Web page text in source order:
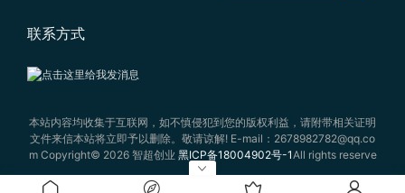
联系方式
本站内容均收集于互联网，如不慎侵犯到您的版权利益，请附带相关证明
文件来信本站将立即予以删除。敬请谅解! E-mail：2678982782@qq.co
m Copyright© 2026 智超创业 黑ICP备18004902号-1All rights reserve
d